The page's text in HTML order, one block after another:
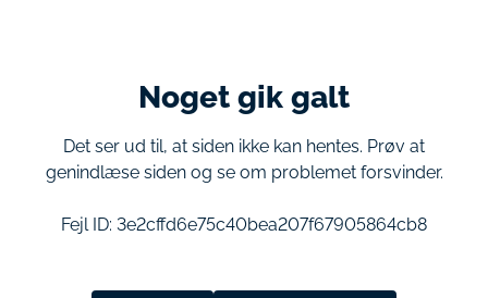
Noget gik galt
Det ser ud til, at siden ikke kan hentes. Prøv at
genindlæse siden og se om problemet forsvinder.
Fejl ID: 3e2cffd6e75c40bea207f67905864cb8